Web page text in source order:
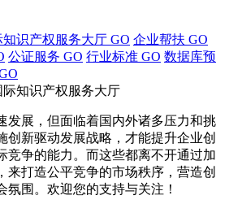
识产权服务大厅 GO 企业帮扶 GO
公证服务 GO 行业标准 GO 数据库预
发展，但面临着国内外诸多压力和挑
创新驱动发展战略，才能提升企业创
竞争的能力。而这些都离不开通过加
来打造公平竞争的市场秩序，营造创
氛围。欢迎您的支持与关注！